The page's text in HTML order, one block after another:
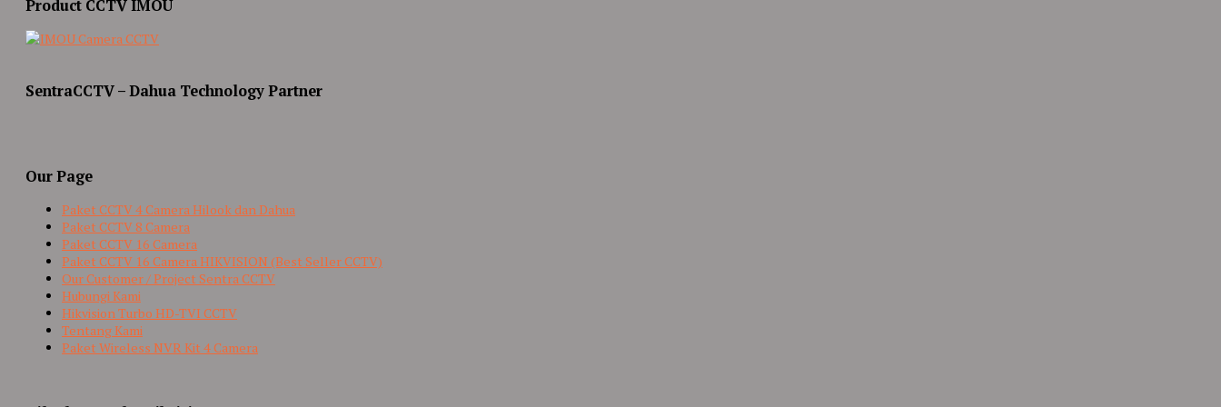
Product CCTV IMOU
SentraCCTV – Dahua Technology Partner
Our Page
Paket CCTV 4 Camera Hilook dan Dahua
Paket CCTV 8 Camera
Paket CCTV 16 Camera
Paket CCTV 16 Camera HIKVISION (Best Seller CCTV)
Our Customer / Project Sentra CCTV
Hubungi Kami
Hikvision Turbo HD-TVI CCTV
Tentang Kami
Paket Wireless NVR Kit 4 Camera